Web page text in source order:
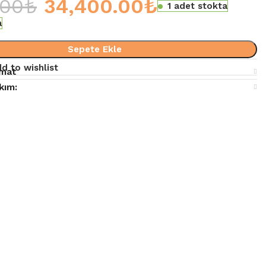
₺ 34,400.00₺
1 adet stokta
Sepete Ekle
to wishlist